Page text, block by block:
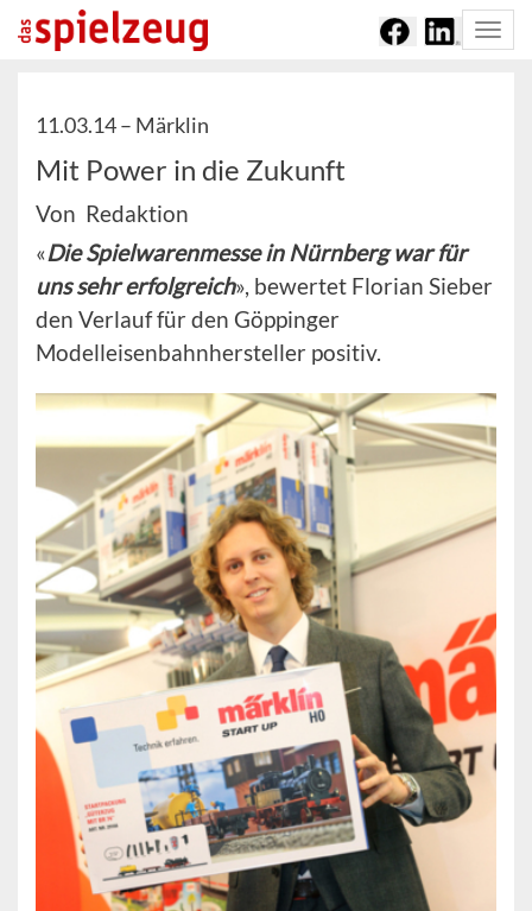
11.03.14 – Märklin
Mit Power in die Zukunft
Von Redaktion
«Die Spielwarenmesse in Nürnberg war für
uns sehr erfolgreich», bewertet Florian Sieber
den Verlauf für den Göppinger
Modelleisenbahnhersteller positiv.